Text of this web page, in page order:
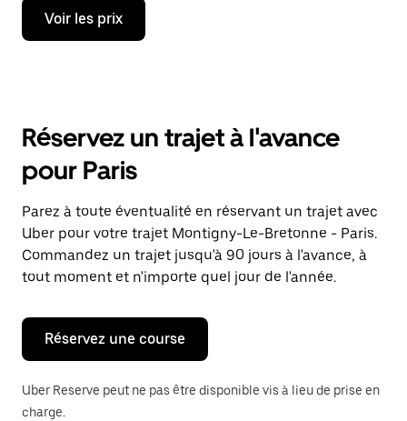
Appuyez
la
ouvrir
calendrier
et
sélectionner
une
date.
Appuyez
sur
la
Échap
pour
fermer
calendrier.
Voir les prix
Réservez un trajet à l'avance
pour Paris
Parez à toute éventualité en réservant un trajet avec
Uber pour votre trajet Montigny-Le-Bretonne - Paris.
Commandez un trajet jusqu'à 90 jours à l'avance, à
tout moment et n'importe quel jour de l'année.
Réservez une course
Uber Reserve peut ne pas être disponible vis à lieu de prise en
charge.